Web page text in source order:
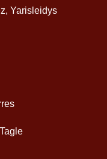
Yarisleidys